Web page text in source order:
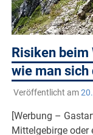
Risiken beim
wie man
Veröffentlicht am
[Werbung –
Mittelgebirge oder